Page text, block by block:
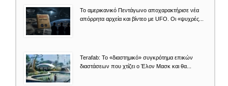
Το αμερικανικό Πεντάγωνο αποχαρακτήρισε νέα
απόρρητα αρχεία και βίντεο με UFO. Οι «ψυχρές...
Terafab: Το «διαστημικό» συγκρότημα επικών
διαστάσεων που χτίζει ο Έλον Μασκ και θα...